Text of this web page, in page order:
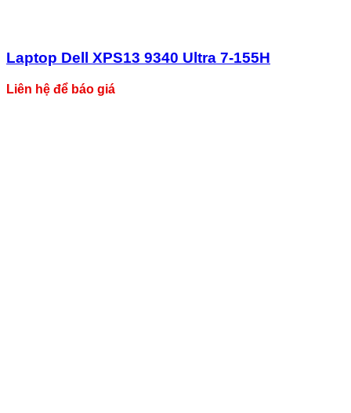
Laptop Dell XPS13 9340 Ultra 7-155H
Liên hệ để báo giá